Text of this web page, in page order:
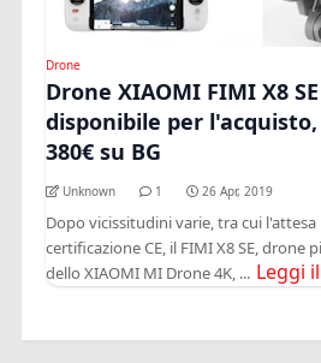
Drone
Drone XIAOMI FIMI X8
disponibile per l'acquisto,
380€ su BG
Unknown 1 26 Apr, 2019
Dopo vicissitudini varie, tra cui
certificazione CE, il FIMI X8 SE, drone
dello XIAOMI MI Drone 4K, ... Leggi